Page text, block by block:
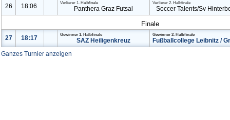
26 18:06 Verlierer 1. Halbfinale
Panthera Graz Futsal
Verlierer 2. Halbfinale
Soccer Talents/Sv
Finale
27 18:17 Gewinner 1. Halbfinale
SAZ Heiligenkreuz
Gewinner 2. Halbfinale
Fußballcollege Leibnitz /
Ganzes Turnier anzeigen